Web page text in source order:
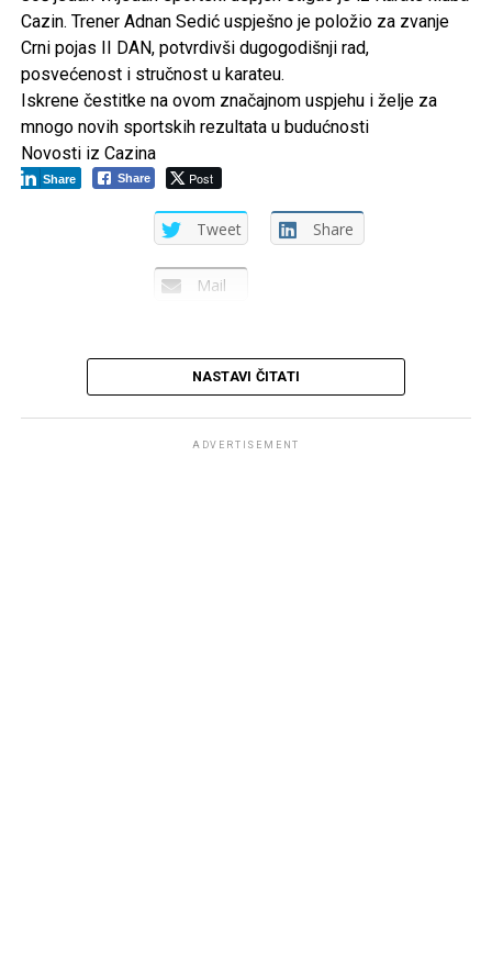
Mail
Cazin. Trener Adnan Sedić uspješno je položio za zvanje
Crni pojas II DAN, potvrdivši dugogodišnji rad,
posvećenost i stručnost u karateu.
Iskrene čestitke na ovom značajnom uspjehu i želje za
mnogo novih sportskih rezultata u budućnosti
Novosti iz Cazina
Share Post
Share
Tweet Share
Mail
NASTAVI ČITATI
ADVERTISEMENT